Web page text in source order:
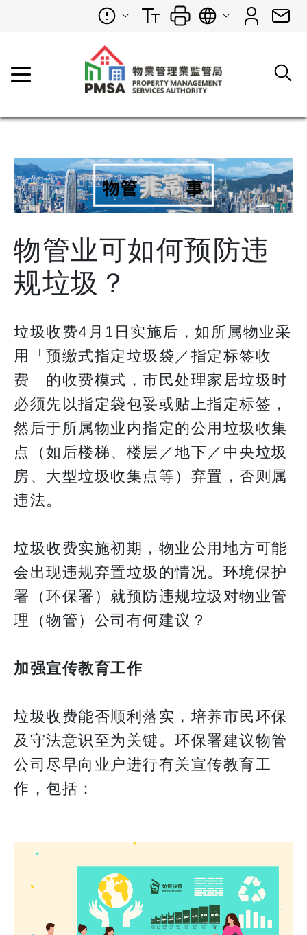
物管业可如何预防违
规垃圾？
垃圾收费4月1日实施后，如所属物业采
用「预缴式指定垃圾袋／指定标签收
费」的收费模式，市民处理家居垃圾时
必须先以指定袋包妥或贴上指定标签，
然后于所属物业内指定的公用垃圾收集
点（如后楼梯、楼层／地下／中央垃圾
房、大型垃圾收集点等）弃置，否则属
违法。
垃圾收费实施初期，物业公用地方可能
会出现违规弃置垃圾的情况。环境保护
署（环保署）就预防违规垃圾对物业管
理（物管）公司有何建议？
加强宣传教育工作
垃圾收费能否顺利落实，培养市民环保
及守法意识至为关键。环保署建议物管
公司尽早向业户进行有关宣传教育工
作，包括：